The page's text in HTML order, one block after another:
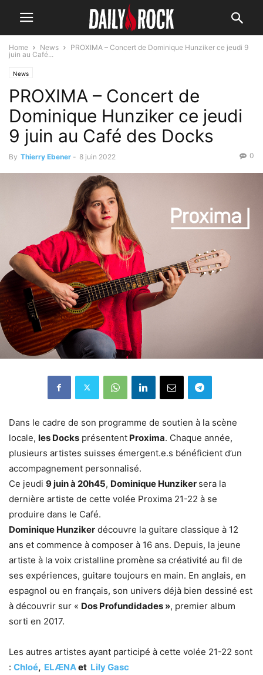
Home News
PROXIMA – Concert de Dominique Hunziker ce jeudi 9
juin au Café...
News
PROXIMA – Concert de
Dominique Hunziker ce jeudi
9 juin au Café des Docks
By Thierry Ebener - 8 juin 2022 0
Dans le cadre de son programme de soutien à la scène
locale, les Docks présentent Proxima. Chaque année,
plusieurs artistes suisses émergent.e.s bénéficient d’un
accompagnement personnalisé.
Ce jeudi 9 juin à 20h45, Dominique Hunziker sera la
dernière artiste de cette volée Proxima 21-22 à se
produire dans le Café.
Dominique Hunziker découvre la guitare classique à 12
ans et commence à composer à 16 ans. Depuis, la jeune
artiste à la voix cristalline promène sa créativité au fil de
ses expériences, guitare toujours en main. En anglais, en
espagnol ou en français, son univers déjà bien dessiné est
à découvrir sur « Dos Profundidades », premier album
sorti en 2017.
Les autres artistes ayant participé à cette volée 21-22 sont
: Chloé, ELÆNAet Lily Gasc